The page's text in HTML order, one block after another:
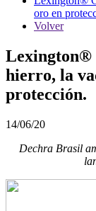
oro en
Volver
Lexington®
hierro, la
protección.
14/06/20
Dechra Brasil